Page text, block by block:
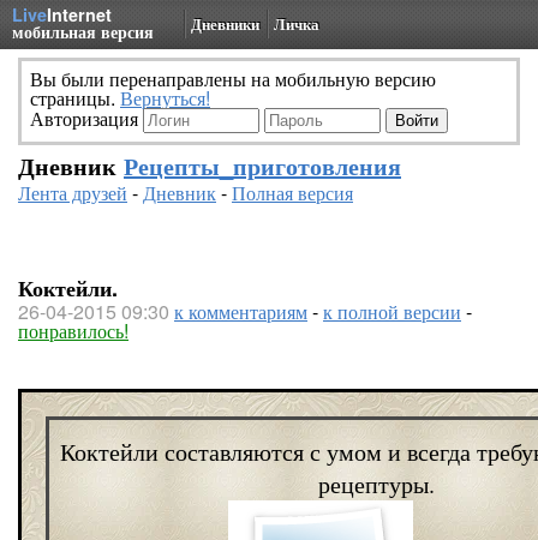
LiveInternet
мобильная версия Дневники Личка
Вы были перенаправлены на мобильную версию
страницы. Вернуться!
Авторизация
Дневник Рецепты_приготовления
Лента друзей -Дневник-Полная версия
Коктейли.
26-04-2015 09:30 к комментариям-к полной версии -
понравилось!
Коктейли составляются с умом и всегда
рецептуры.